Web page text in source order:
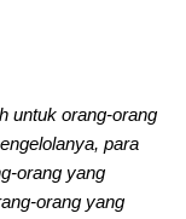
untuk orang-orang
para
orang yang
orang yang